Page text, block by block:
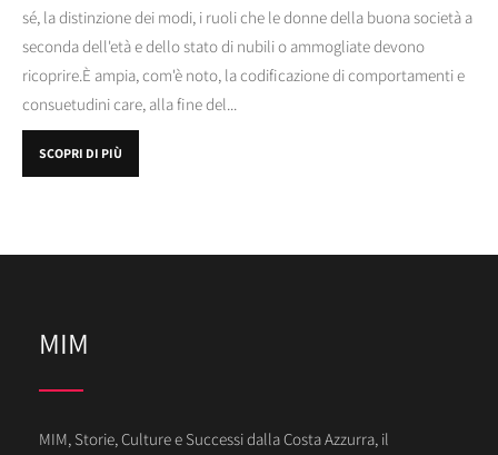
sé, la distinzione dei modi, i ruoli che le donne della buona società a
seconda dell'età e dello stato di nubili o ammogliate devono
ricoprire.È ampia, com'è noto, la codificazione di comportamenti e
consuetudini care, alla fine del...
SCOPRI DI PIÙ
MIM
MIM, Storie, Culture e Successi dalla Costa Azzurra, il